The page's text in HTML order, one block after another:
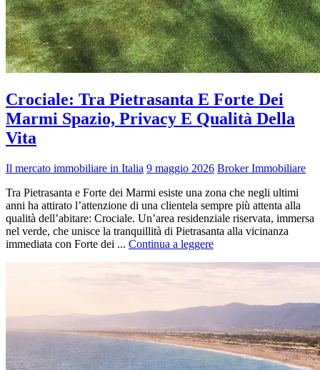
Crociale: Tra Pietrasanta E Forte Dei
Marmi Spazio, Privacy E Qualità Della
Vita
Il mercato immobiliare in Italia 9 maggio 2026 Broker Immobiliare
Tra Pietrasanta e Forte dei Marmi esiste una zona che negli ultimi
anni ha attirato l’attenzione di una clientela sempre più attenta alla
qualità dell’abitare: Crociale. Un’area residenziale riservata, immersa
nel verde, che unisce la tranquillità di Pietrasanta alla vicinanza
immediata con Forte dei ... Continua a leggere